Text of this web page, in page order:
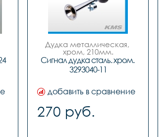
Дудка металлическая,
хром, 210мм.
Сигнал дудка сталь. хром.
3293040-11
добавить в сравнение
270 руб.